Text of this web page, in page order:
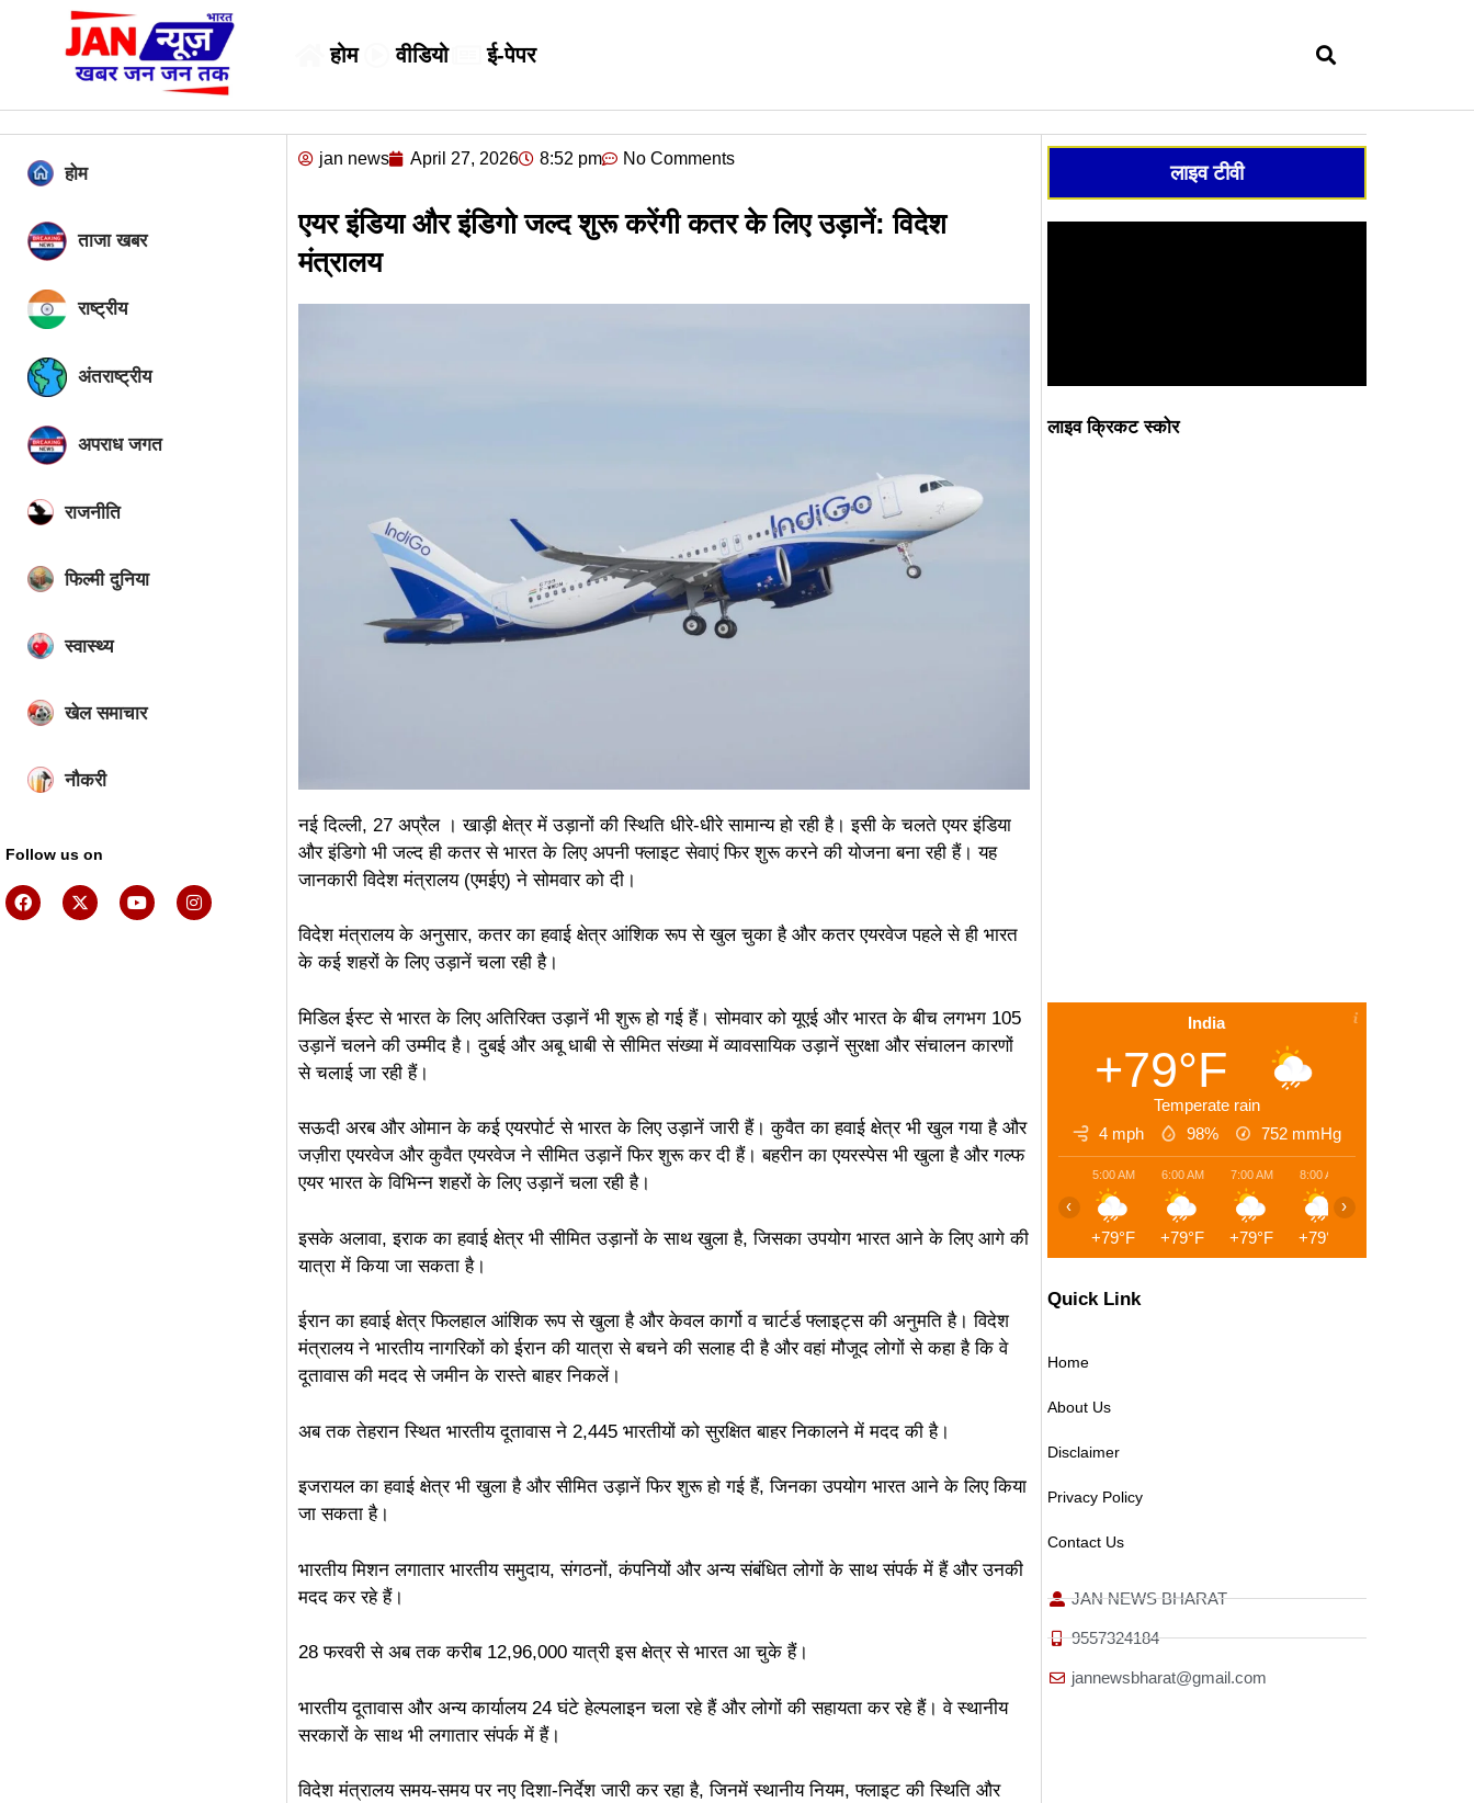
होम वीडियो ई-पेपर
होम
ताजा खबर
राष्ट्रीय
अंतराष्ट्रीय
अपराध जगत
राजनीति
फिल्मी दुनिया
स्वास्थ्य
खेल समाचार
नौकरी
Follow us on
jan news April 27, 2026 8:52 pm No Comments
एयर इंडिया और इंडिगो जल्द शुरू करेंगी कतर के लिए उड़ानें: विदेश
मंत्रालय
नई दिल्ली, 27 अप्रैल । खाड़ी क्षेत्र में उड़ानों की स्थिति धीरे-धीरे सामान्य हो रही है। इसी के चलते एयर इंडिया
और इंडिगो भी जल्द ही कतर से भारत के लिए अपनी फ्लाइट सेवाएं फिर शुरू करने की योजना बना रही हैं। यह
जानकारी विदेश मंत्रालय (एमईए) ने सोमवार को दी।
विदेश मंत्रालय के अनुसार, कतर का हवाई क्षेत्र आंशिक रूप से खुल चुका है और कतर एयरवेज पहले से ही भारत
के कई शहरों के लिए उड़ानें चला रही है।
मिडिल ईस्ट से भारत के लिए अतिरिक्त उड़ानें भी शुरू हो गई हैं। सोमवार को यूएई और भारत के बीच लगभग 105
उड़ानें चलने की उम्मीद है। दुबई और अबू धाबी से सीमित संख्या में व्यावसायिक उड़ानें सुरक्षा और संचालन कारणों
से चलाई जा रही हैं।
सऊदी अरब और ओमान के कई एयरपोर्ट से भारत के लिए उड़ानें जारी हैं। कुवैत का हवाई क्षेत्र भी खुल गया है और
जज़ीरा एयरवेज और कुवैत एयरवेज ने सीमित उड़ानें फिर शुरू कर दी हैं। बहरीन का एयरस्पेस भी खुला है और गल्फ
एयर भारत के विभिन्न शहरों के लिए उड़ानें चला रही है।
इसके अलावा, इराक का हवाई क्षेत्र भी सीमित उड़ानों के साथ खुला है, जिसका उपयोग भारत आने के लिए आगे की
यात्रा में किया जा सकता है।
ईरान का हवाई क्षेत्र फिलहाल आंशिक रूप से खुला है और केवल कार्गो व चार्टर्ड फ्लाइट्स की अनुमति है। विदेश
मंत्रालय ने भारतीय नागरिकों को ईरान की यात्रा से बचने की सलाह दी है और वहां मौजूद लोगों से कहा है कि वे
दूतावास की मदद से जमीन के रास्ते बाहर निकलें।
अब तक तेहरान स्थित भारतीय दूतावास ने 2,445 भारतीयों को सुरक्षित बाहर निकालने में मदद की है।
इजरायल का हवाई क्षेत्र भी खुला है और सीमित उड़ानें फिर शुरू हो गई हैं, जिनका उपयोग भारत आने के लिए किया
जा सकता है।
भारतीय मिशन लगातार भारतीय समुदाय, संगठनों, कंपनियों और अन्य संबंधित लोगों के साथ संपर्क में हैं और उनकी
मदद कर रहे हैं।
28 फरवरी से अब तक करीब 12,96,000 यात्री इस क्षेत्र से भारत आ चुके हैं।
भारतीय दूतावास और अन्य कार्यालय 24 घंटे हेल्पलाइन चला रहे हैं और लोगों की सहायता कर रहे हैं। वे स्थानीय
सरकारों के साथ भी लगातार संपर्क में हैं।
विदेश मंत्रालय समय-समय पर नए दिशा-निर्देश जारी कर रहा है, जिनमें स्थानीय नियम, फ्लाइट की स्थिति और
लाइव टीवी
लाइव क्रिकट स्कोर
India
+79°F
Temperate rain
4 mph
98% 752 mmHg
5:00 AM
+79°F
6:00 AM
+79°F
7:00 AM
+79°F
8:00 AM
+79°F
‹ ›
Quick Link
Home
About Us
Disclaimer
Privacy Policy
Contact Us
JAN NEWS BHARAT
9557324184
jannewsbharat@gmail.com